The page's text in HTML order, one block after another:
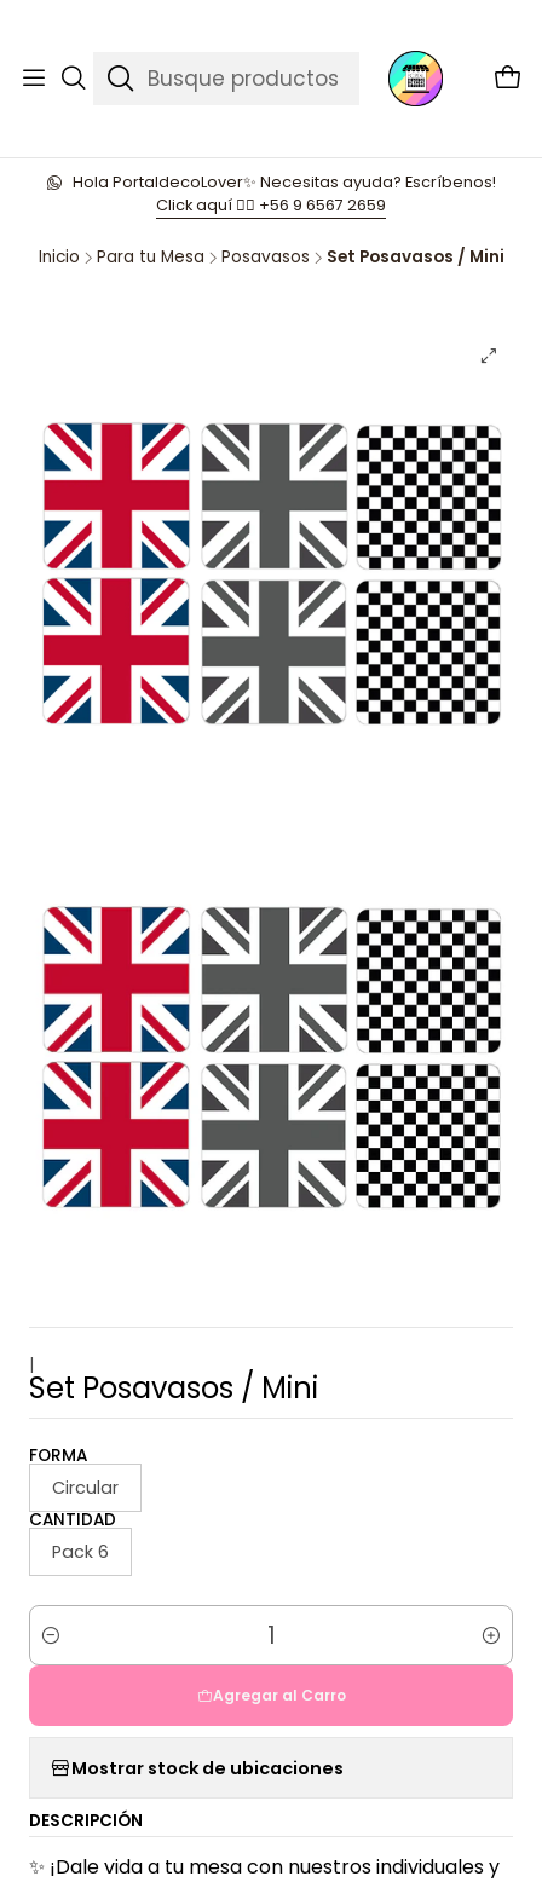
Hola PortaldecoLover✨ Necesitas ayuda? Escríbenos!
Click aquí 👉🏼 +56 9 6567 2659
Inicio Para tu Mesa Posavasos Set Posavasos / Mini
|
Set Posavasos / Mini
FORMA
Circular
CANTIDAD
Pack 6
Cantidad
Agregar al Carro
Mostrar stock de ubicaciones
DESCRIPCIÓN
✨ ¡Dale vida a tu mesa con nuestros individuales y